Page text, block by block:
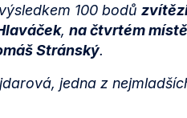
100 bodů
, na čtvrtém místě
Stránský.
jedna z